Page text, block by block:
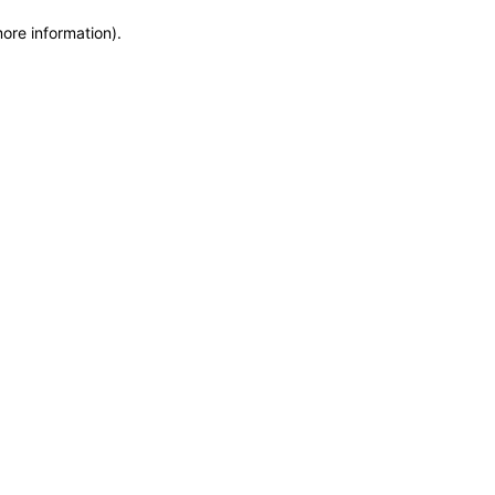
information).